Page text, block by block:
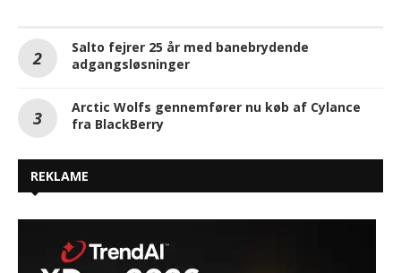
Salto fejrer 25 år med banebrydende
adgangsløsninger
Arctic Wolfs gennemfører nu køb af Cylance
fra BlackBerry
REKLAME